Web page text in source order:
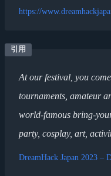
https://
At our festival, you
tournaments, amateur
world-famous bring-
party, cosplay, art,
DreamHack Japan 2023 –